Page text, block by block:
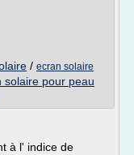
/ ecran solaire
solaire pour peau
à l' indice de